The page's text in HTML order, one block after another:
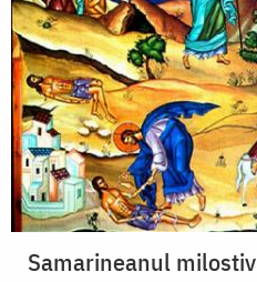
Samarineanul milostiv